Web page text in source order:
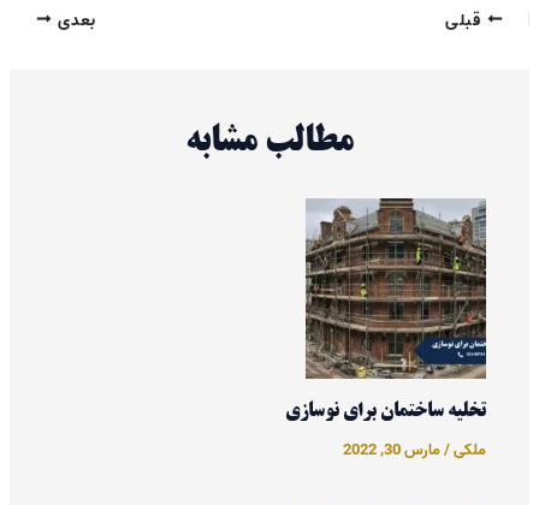
قبلی بعدی
مطالب مشابه
تخلیه ساختمان برای نوسازی
ملکی/مارس 30, 2022